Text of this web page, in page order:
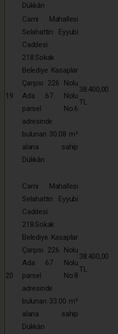
Dükkân
19
Cami Mahallesi
Selahattin Eyyubi
Caddesi
218.Sokak
Belediye Kasaplar
Çarşısı 226 Nolu
Ada 67 Nolu
parsel No:6
adresinde
bulunan 30.08 m²
alana sahip
Dükkân
38.400,00
TL
20
Cami Mahallesi
Selahattin Eyyubi
Caddesi
218.Sokak
Belediye Kasaplar
Çarşısı 226 Nolu
Ada 67 Nolu
parsel No:8
adresinde
bulunan 33.00 m²
alana sahip
Dükkân
38.400,00
TL